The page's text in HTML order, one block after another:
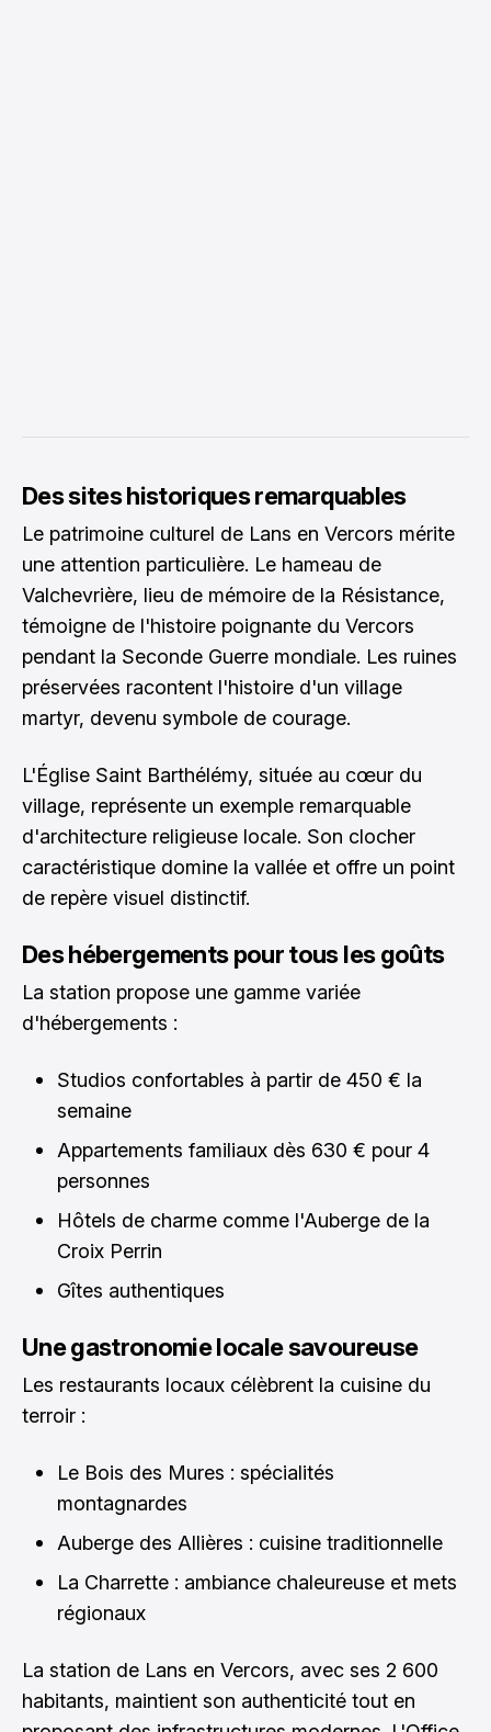
Des sites historiques remarquables
Le patrimoine culturel de Lans en Vercors mérite
une attention particulière. Le hameau de
Valchevrière, lieu de mémoire de la Résistance,
témoigne de l'histoire poignante du Vercors
pendant la Seconde Guerre mondiale. Les ruines
préservées racontent l'histoire d'un village
martyr, devenu symbole de courage.
L'Église Saint Barthélémy, située au cœur du
village, représente un exemple remarquable
d'architecture religieuse locale. Son clocher
caractéristique domine la vallée et offre un point
de repère visuel distinctif.
Des hébergements pour tous les goûts
La station propose une gamme variée
d'hébergements :
Studios confortables à partir de 450 € la
semaine
Appartements familiaux dès 630 € pour 4
personnes
Hôtels de charme comme l'Auberge de la
Croix Perrin
Gîtes authentiques
Une gastronomie locale savoureuse
Les restaurants locaux célèbrent la cuisine du
terroir :
Le Bois des Mures : spécialités
montagnardes
Auberge des Allières : cuisine traditionnelle
La Charrette : ambiance chaleureuse et mets
régionaux
La station de Lans en Vercors, avec ses 2 600
habitants, maintient son authenticité tout en